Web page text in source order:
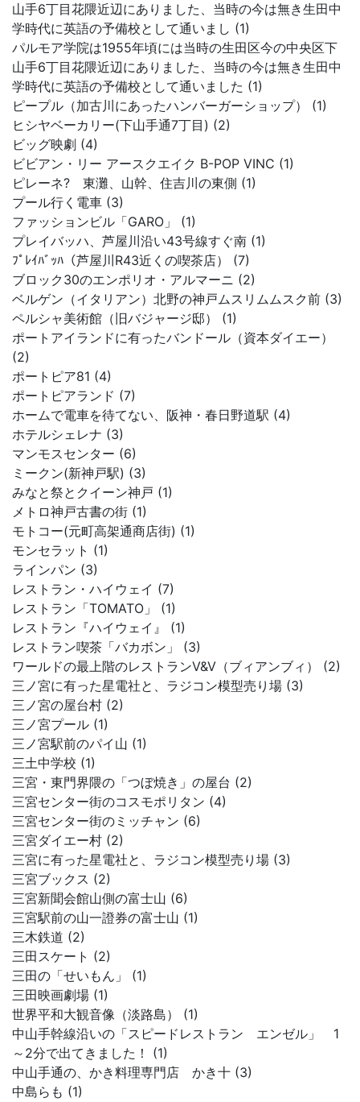
山手6丁目花隈近辺にありました、当時の今は無き生田中
学時代に英語の予備校として通いまし (1)
パルモア学院は1955年頃には当時の生田区今の中央区下
山手6丁目花隈近辺にありました、当時の今は無き生田中
学時代に英語の予備校として通いました (1)
ピープル（加古川にあったハンバーガーショップ） (1)
ヒシヤベーカリー(下山手通7丁目) (2)
ビッグ映劇 (4)
ビビアン・リー アースクエイク B-POP VINC (1)
ピレーネ? 東灘、山幹、住吉川の東側 (1)
プール行く電車 (3)
ファッションビル「GARO」 (1)
プレイバッハ、芦屋川沿い43号線すぐ南 (1)
ﾌﾟﾚｲﾊﾞｯﾊ（芦屋川R43近くの喫茶店） (7)
ブロック30のエンポリオ・アルマーニ (2)
ベルゲン（イタリアン）北野の神戸ムスリムムスク前 (3)
ペルシャ美術館（旧バジャージ邸） (1)
ポートアイランドに有ったバンドール（資本ダイエー）
(2)
ポートピア81 (4)
ポートピアランド (7)
ホームで電車を待てない、阪神・春日野道駅 (4)
ホテルシェレナ (3)
マンモスセンター (6)
ミークン(新神戸駅) (3)
みなと祭とクイーン神戸 (1)
メトロ神戸古書の街 (1)
モトコー(元町高架通商店街) (1)
モンセラット (1)
ラインパン (3)
レストラン・ハイウェイ (7)
レストラン「TOMATO」 (1)
レストラン『ハイウェイ』 (1)
レストラン喫茶「バカボン」 (3)
ワールドの最上階のレストランV&V（ブィアンブィ） (2)
三ノ宮に有った星電社と、ラジコン模型売り場 (3)
三ノ宮の屋台村 (2)
三ノ宮プール (1)
三ノ宮駅前のパイ山 (1)
三土中学校 (1)
三宮・東門界隈の「つぼ焼き」の屋台 (2)
三宮センター街のコスモポリタン (4)
三宮センター街のミッチャン (6)
三宮ダイエー村 (2)
三宮に有った星電社と、ラジコン模型売り場 (3)
三宮ブックス (2)
三宮新聞会館山側の富士山 (6)
三宮駅前の山一證券の富士山 (1)
三木鉄道 (2)
三田スケート (2)
三田の「せいもん」 (1)
三田映画劇場 (1)
世界平和大観音像（淡路島） (1)
中山手幹線沿いの「スピードレストラン エンゼル」 1
～2分で出てきました！ (1)
中山手通の、かき料理専門店 かき十 (3)
中島らも (1)